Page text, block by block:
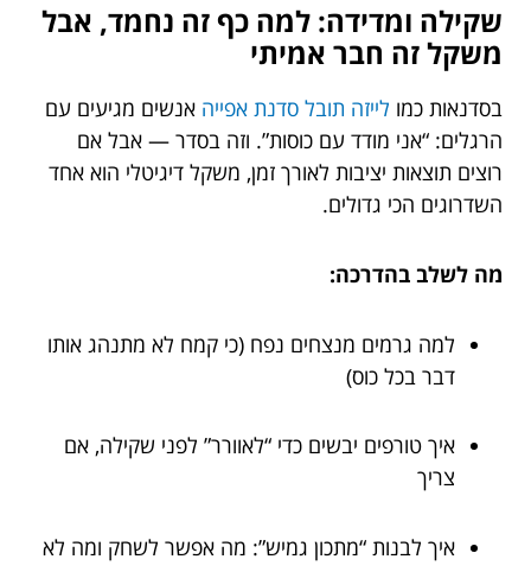
שקילה ומדידה: למה כף זה נחמד, אבל
משקל זה חבר אמיתי
בסדנאות כמו לייזה תובל סדנת אפייה אנשים מגיעים עם
הרגלים: “אני מודד עם כוסות”. וזה בסדר — אבל אם
רוצים תוצאות יציבות לאורך זמן, משקל דיגיטלי הוא אחד
השדרוגים הכי גדולים.
מה לשלב בהדרכה:
למה גרמים מנצחים נפח (כי קמח לא מתנהג אותו
דבר בכל כוס)
איך טורפים יבשים כדי “לאוורר” לפני שקילה, אם
צריך
איך לבנות “מתכון גמיש”: מה אפשר לשחק ומה לא